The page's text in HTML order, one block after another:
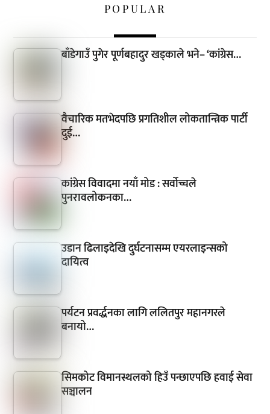
POPULAR
बाँडेगाउँ पुगेर पूर्णबहादुर खड्काले भने– ‘कांग्रेस…
वैचारिक मतभेदपछि प्रगतिशील लोकतान्त्रिक पार्टी
दुई…
कांग्रेस विवादमा नयाँ मोड : सर्वोच्चले
पुनरावलोकनका…
उडान ढिलाइदेखि दुर्घटनासम्म एयरलाइन्सको
दायित्व
पर्यटन प्रवर्द्धनका लागि ललितपुर महानगरले
बनायो…
सिमकोट विमानस्थलको हिउँ पन्छाएपछि हवाई सेवा
सञ्चालन